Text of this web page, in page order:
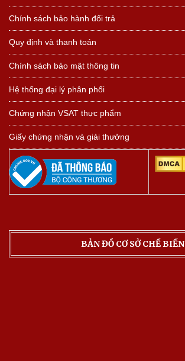
Chính sách bảo hành đổi trả
Quy định và thanh toán
Chính sách bảo mật thông tin
Hệ thống đại lý phân phối
Chứng nhận VSAT thực phẩm
Giấy chứng nhận và giải thưởng
BẢN ĐỒ CƠ SỞ CHẾ BIẾN